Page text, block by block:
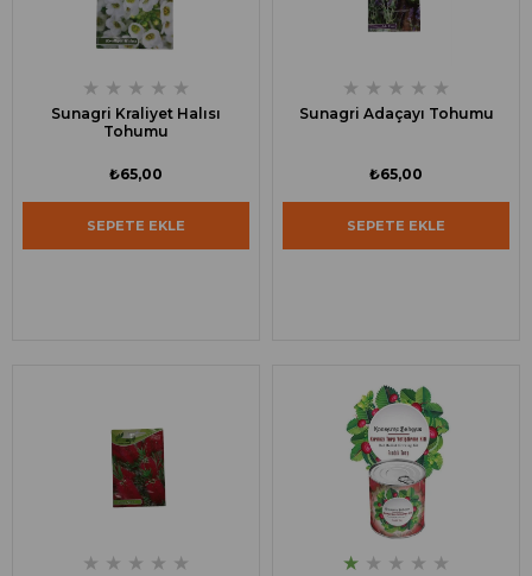
★ ★ ★ ★ ★
Sunagri Kraliyet Halısı
Tohumu
₺65,00
SEPETE EKLE
★ ★ ★ ★ ★
Sunagri Adaçayı Tohumu
₺65,00
SEPETE EKLE
★ ★ ★ ★ ★ ★ ★ ★ ★ ★